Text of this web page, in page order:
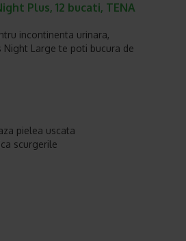
Plus, 12 bucati, TENA
incontinenta urinara,
Night Large te poti bucura de
pielea uscata
scurgerile